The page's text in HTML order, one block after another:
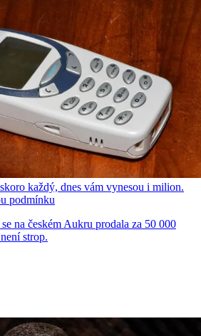
každý, dnes vám vynesou i milion.
podmínku
na českém Aukru prodala za 50 000
strop.